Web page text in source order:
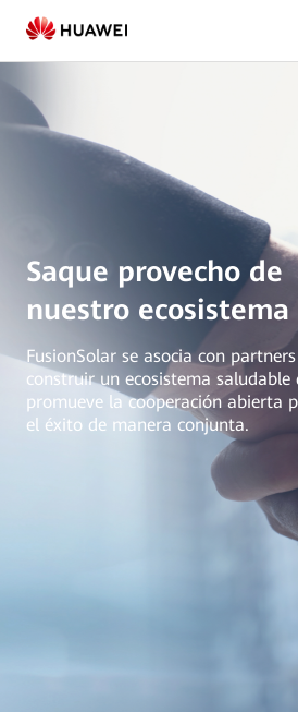
Programa
Integral
de
Colaboración
España
Saque provecho de
nuestro ecosistema
FusionSolar se asocia con
construir un ecosistema saludable
promueve la cooperación abierta
el éxito de manera conjunta.